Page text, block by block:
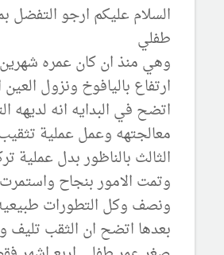
السلام عليكم ارجو التفضل
طفلي
وهي منذ ان كان عمره
ارتفاع باليافوخ ونزول
اتضح في البدايه انه لديهه
معالجتهه وعمل عملية
الثالث بالناظور بدل عملية
وتمت الامور بنجاح
ونصف وكل التطورات
بعدها اتضح ان الثقب تليف